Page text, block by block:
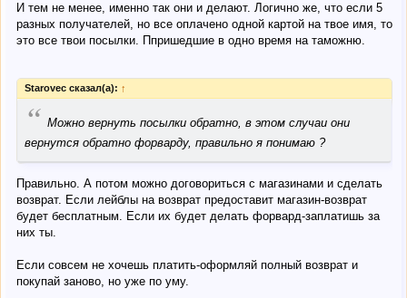
И тем не менее, именно так они и делают. Логично же, что если 5
разных получателей, но все оплачено одной картой на твое имя, то
это все твои посылки. Ппришедшие в одно время на таможню.
Starovec сказал(а): ↑
“ Можно вернуть посылки обратно, в этом случаи они
вернутся обратно форварду, правильно я понимаю ?
Правильно. А потом можно договориться с магазинами и сделать
возврат. Если лейблы на возврат предоставит магазин-возврат
будет бесплатным. Если их будет делать форвард-заплатишь за
них ты.
Если совсем не хочешь платить-оформляй полный возврат и
покупай заново, но уже по уму.